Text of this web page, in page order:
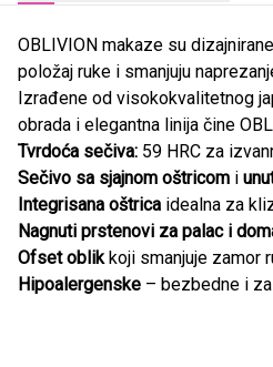
OBLIVION makaze su
položaj ruke i smanjuju
Izrađene od visokokvalitetnog
obrada i elegantna linija čine
Tvrdoća sečiva: 59 HRC za
Sečivo sa sjajnom oštricom i
Integrisana oštrica idealna za
Nagnuti prstenovi za palac i
Ofset oblik koji smanjuje zamor
Hipoalergenske – bezbedne i